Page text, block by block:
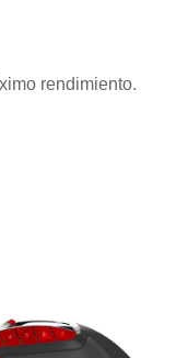
rendimiento.